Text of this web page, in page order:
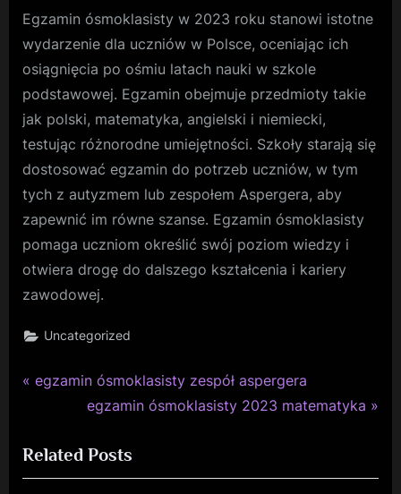
Egzamin ósmoklasisty w 2023 roku stanowi istotne
wydarzenie dla uczniów w Polsce, oceniając ich
osiągnięcia po ośmiu latach nauki w szkole
podstawowej. Egzamin obejmuje przedmioty takie
jak polski, matematyka, angielski i niemiecki,
testując różnorodne umiejętności. Szkoły starają się
dostosować egzamin do potrzeb uczniów, w tym
tych z autyzmem lub zespołem Aspergera, aby
zapewnić im równe szanse. Egzamin ósmoklasisty
pomaga uczniom określić swój poziom wiedzy i
otwiera drogę do dalszego kształcenia i kariery
zawodowej.
Uncategorized
Nawigacja
P
v
i
egzamin ósmoklasisty zespół aspergera
N
x
t
egzamin ósmoklasisty 2023 matematyka
Related Posts